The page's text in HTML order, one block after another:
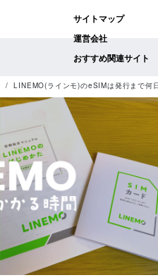
サイトマップ
運営会社
おすすめ関連サイト
LINEMO(ラインモ)のeSIMは発行まで何